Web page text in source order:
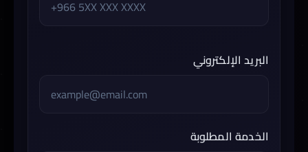
البريد الإلكتروني
الخدمة المطلوبة